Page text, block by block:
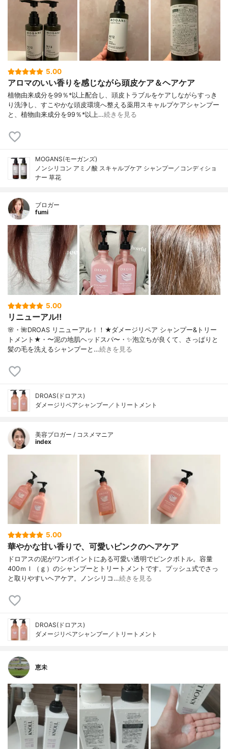
5.00
アロマのいい香りを感じながら頭皮ケア＆ヘアケア
植物由来成分を99％*以上配合し、頭皮トラブルをケアしながらすっき
り洗浄し、すこやかな頭皮環境へ整える薬用スキャルプケアシャンプー
と、植物由来成分を99％*以上…続きを見る
MOGANS(モーガンズ)
ノンシリコン アミノ酸 スキャルプケア シャンプー／コンディショ
ナー 草花
ブロガー
fumi
5.00
リニューアル‼️
🌸・🌺DROAS リニューアル！！★ダメージリペア シャンプー&トリー
トメント★・〜泥の地肌ヘッドスパ〜・✨泡立ちが良くて、さっぱりと
髪の毛を洗えるシャンプーと…続きを見る
DROAS(ドロアス)
ダメージリペアシャンプー／トリートメント
美容ブロガー / コスメマニア
index
5.00
華やかな甘い香りで、可愛いピンクのヘアケア
ドロアスの泥がワンポイントにある可愛い透明でピンクボトル。容量
400ｍｌ（ｇ）のシャンプーとトリートメントです。プッシュ式でさっ
と取りやすいヘアケア。ノンシリコ…続きを見る
DROAS(ドロアス)
ダメージリペアシャンプー／トリートメント
恵未